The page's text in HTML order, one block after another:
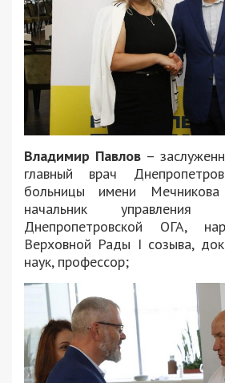
Владимир Павлов –
главный врач
больницы имени
начальник управления
Днепропетровской ОГА,
Верховной Рады I созыва,
наук, профессор;